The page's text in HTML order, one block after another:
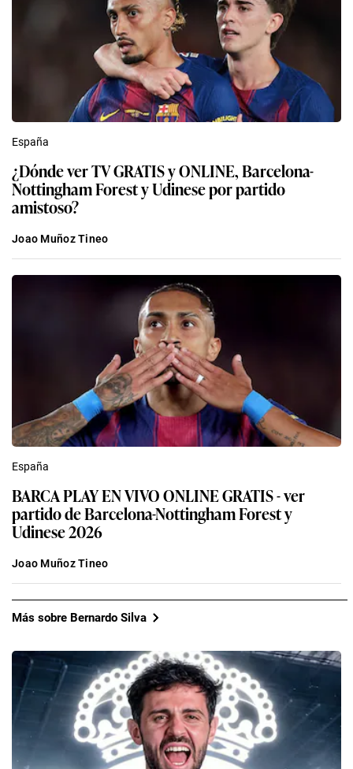
España
¿Dónde ver TV GRATIS y ONLINE, Barcelona-
Nottingham Forest y Udinese por partido
amistoso?
Joao Muñoz Tineo
España
BARCA PLAY EN VIVO ONLINE GRATIS - ver
partido de Barcelona-Nottingham Forest y
Udinese 2026
Joao Muñoz Tineo
Más sobre Bernardo Silva